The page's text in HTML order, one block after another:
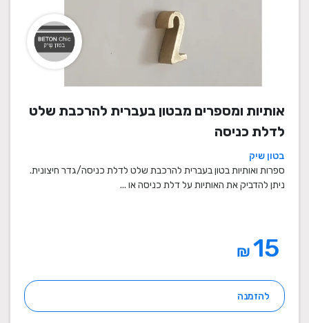
אותיות ומספרים מבטון בעברית להרכבת שלט
לדלת כניסה
בטון שיק
ספרות ואותיות בטון בעברית להרכבת שלט לדלת כניסה/גדר חיצונית.
ניתן להדביק את האותיות על דלת כניסה או ...
₪
להזמנה